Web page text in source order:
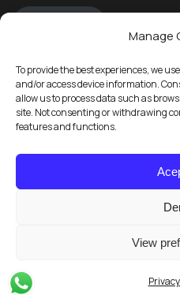
Manage
To provide the best experiences, we
and/or access device information.
allow us to process data such as
site. Not consenting or withdrawing
features and functions.
View
STAY CONNECTED
Síguenos en